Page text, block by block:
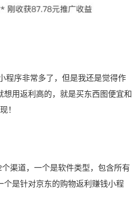
序非常多了，但是我还是觉得作
想用返利高的，就是买东西图便宜和
！
渠道，一个是软件类型，包含所有
个是针对京东的购物返利赚钱小程